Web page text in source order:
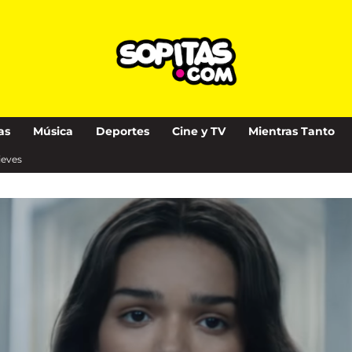
Música Deportes Cine y TV Mientras Tanto